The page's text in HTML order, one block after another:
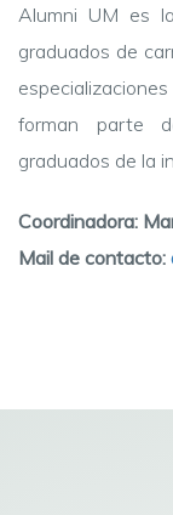
Alumni UM es
graduados de
especializaciones
forman parte
graduados de la
Coordinadora:
Mail de contacto: